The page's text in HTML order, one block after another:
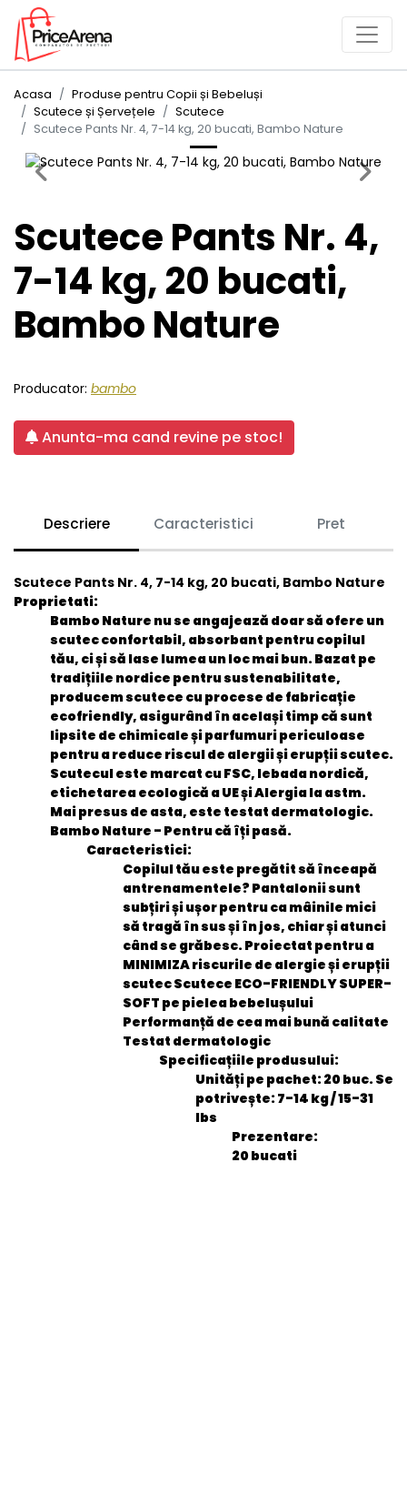
Acasa
Produse pentru Copii și Bebeluși
Scutece și Șervețele
Scutece
Scutece Pants Nr. 4, 7-14 kg, 20 bucati, Bambo Nature
Previous Next
Scutece Pants Nr. 4,
7-14 kg, 20 bucati,
Bambo Nature
Producator: bambo
Anunta-ma cand revine pe stoc!
Descriere Caracteristici Pret
Scutece Pants Nr. 4, 7-14 kg, 20 bucati, Bambo Nature
Proprietati:
Bambo Nature nu se angajează doar să ofere un
scutec confortabil, absorbant pentru copilul
tău, ci și să lase lumea un loc mai bun. Bazat pe
tradițiile nordice pentru sustenabilitate,
producem scutece cu procese de fabricație
ecofriendly, asigurând în același timp că sunt
lipsite de chimicale și parfumuri periculoase
pentru a reduce riscul de alergii și erupții scutec.
Scutecul este marcat cu FSC, lebada nordică,
etichetarea ecologică a UE și Alergia la astm.
Mai presus de asta, este testat dermatologic.
Bambo Nature - Pentru că îți pasă.
Caracteristici:
Copilul tău este pregătit să înceapă
antrenamentele? Pantalonii sunt
subțiri și ușor pentru ca mâinile mici
să tragă în sus și în jos, chiar și atunci
când se grăbesc. Proiectat pentru a
MINIMIZA riscurile de alergie și erupții
scutec Scutece ECO-FRIENDLY SUPER-
SOFT pe pielea bebelușului
Performanță de cea mai bună calitate
Testat dermatologic
Specificațiile produsului:
Unități pe pachet: 20 buc. Se
potrivește: 7-14 kg / 15-31
lbs
Prezentare:
20 bucati